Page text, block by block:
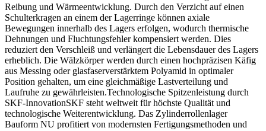
Reibung und Wärmeentwicklung. Durch den Verzicht auf einen
Schulterkragen an einem der Lagerringe können axiale
Bewegungen innerhalb des Lagers erfolgen, wodurch thermische
Dehnungen und Fluchtungsfehler kompensiert werden. Dies
reduziert den Verschleiß und verlängert die Lebensdauer des Lagers
erheblich. Die Wälzkörper werden durch einen hochpräzisen Käfig
aus Messing oder glasfaserverstärktem Polyamid in optimaler
Position gehalten, um eine gleichmäßige Lastverteilung und
Laufruhe zu gewährleisten.Technologische Spitzenleistung durch
SKF-InnovationSKF steht weltweit für höchste Qualität und
technologische Weiterentwicklung. Das Zylinderrollenlager
Bauform NU profitiert von modernsten Fertigungsmethoden und